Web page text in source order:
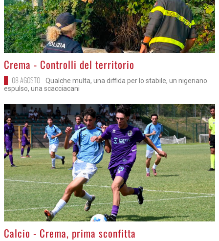
>
Crema - Controlli del territorio
08 AGOSTO
Qualche multa, una diffida per lo stabile, un nigeriano
espulso, una scacciacani
>
Calcio - Crema, prima sconfitta